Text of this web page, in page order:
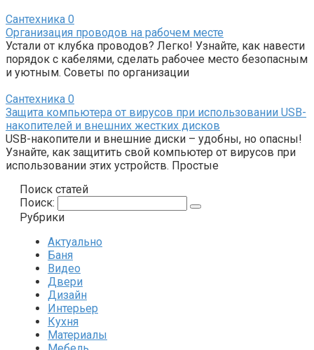
Сантехника 0
Организация проводов на рабочем месте
Устали от клубка проводов? Легко! Узнайте, как навести
порядок с кабелями, сделать рабочее место безопасным
и уютным. Советы по организации
Сантехника 0
Защита компьютера от вирусов при использовании USB-
накопителей и внешних жестких дисков
USB-накопители и внешние диски – удобны, но опасны!
Узнайте, как защитить свой компьютер от вирусов при
использовании этих устройств. Простые
Поиск статей
Поиск:
Рубрики
Актуально
Баня
Видео
Двери
Дизайн
Интерьер
Кухня
Материалы